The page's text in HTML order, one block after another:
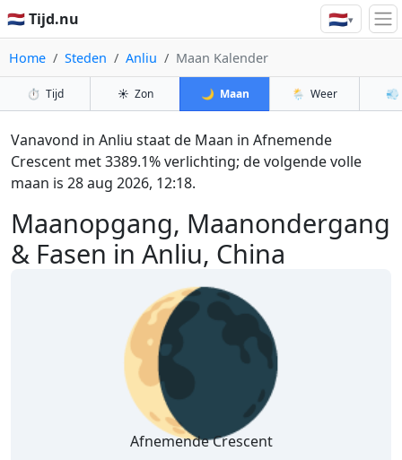
🇳🇱 Tijd.nu 🇳🇱▾
Home Steden Anliu Maan Kalender
⏱️ Tijd ☀️ Zon 🌙 Maan 🌦️ Weer 💨
Maanopgang, Maanondergang
& Fasen in Anliu, China
Vanavond in Anliu staat de Maan in Afnemende
Crescent met 3389.1% verlichting; de volgende volle
maan is 28 aug 2026, 12:18.
🌘
Afnemende Crescent